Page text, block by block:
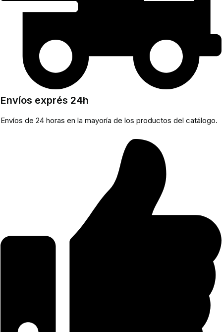
Envíos exprés 24h
Envíos de 24 horas en la mayoría de los productos del catálogo.